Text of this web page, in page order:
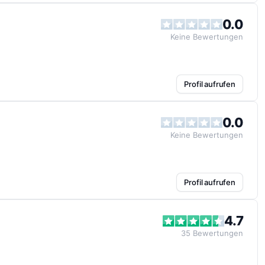
0.0
Keine Bewertungen
Profil aufrufen
0.0
Keine Bewertungen
Profil aufrufen
4.7
35 Bewertungen